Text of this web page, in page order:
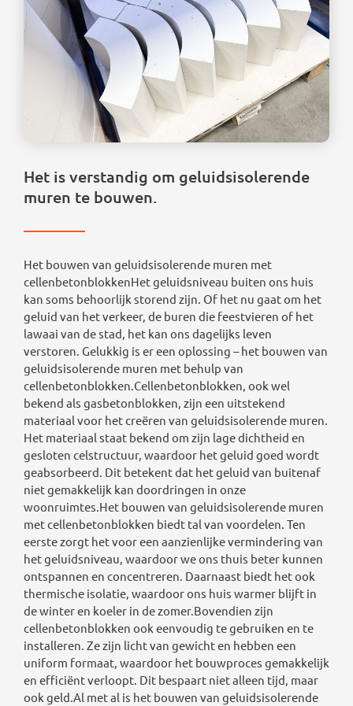
Het is verstandig om geluidsisolerende
muren te bouwen.
Het bouwen van geluidsisolerende muren met
cellenbetonblokkenHet geluidsniveau buiten ons huis
kan soms behoorlijk storend zijn. Of het nu gaat om het
geluid van het verkeer, de buren die feestvieren of het
lawaai van de stad, het kan ons dagelijks leven
verstoren. Gelukkig is er een oplossing – het bouwen van
geluidsisolerende muren met behulp van
cellenbetonblokken.Cellenbetonblokken, ook wel
bekend als gasbetonblokken, zijn een uitstekend
materiaal voor het creëren van geluidsisolerende muren.
Het materiaal staat bekend om zijn lage dichtheid en
gesloten celstructuur, waardoor het geluid goed wordt
geabsorbeerd. Dit betekent dat het geluid van buitenaf
niet gemakkelijk kan doordringen in onze
woonruimtes.Het bouwen van geluidsisolerende muren
met cellenbetonblokken biedt tal van voordelen. Ten
eerste zorgt het voor een aanzienlijke vermindering van
het geluidsniveau, waardoor we ons thuis beter kunnen
ontspannen en concentreren. Daarnaast biedt het ook
thermische isolatie, waardoor ons huis warmer blijft in
de winter en koeler in de zomer.Bovendien zijn
cellenbetonblokken ook eenvoudig te gebruiken en te
installeren. Ze zijn licht van gewicht en hebben een
uniform formaat, waardoor het bouwproces gemakkelijk
en efficiënt verloopt. Dit bespaart niet alleen tijd, maar
ook geld.Al met al is het bouwen van geluidsisolerende